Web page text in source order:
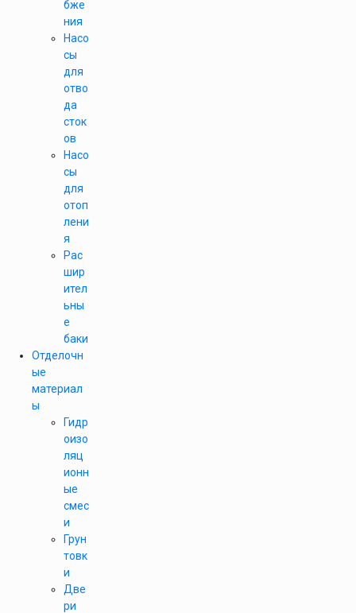
бже
ния
Насо
сы
для
отво
да
сток
ов
Насо
сы
для
отоп
лени
я
Рас
шир
ител
ьны
е
баки
Отделочн
ые
материал
ы
Гидр
оизо
ляц
ионн
ые
смес
и
Грун
товк
и
Две
ри